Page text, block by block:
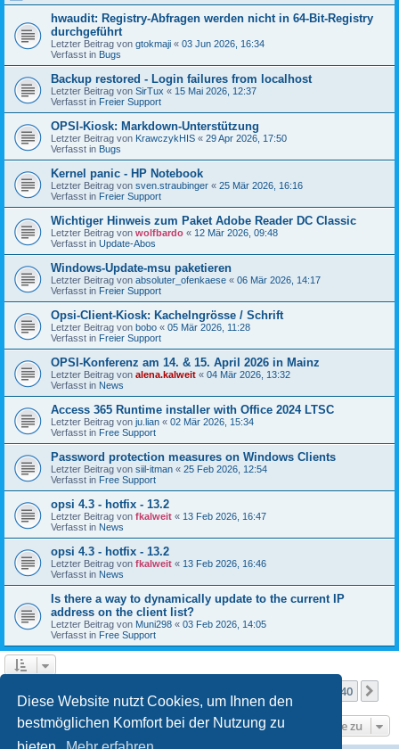
Diese Website nutzt Cookies, um Ihnen den
bestmöglichen Komfort bei der Nutzung zu
hwaudit: Registry-Abfragen werden nicht in 64-Bit-Registry
durchgeführt
Letzter Beitrag von gtokmaji « 03 Jun 2026, 16:34
Verfasst in Bugs
Backup restored - Login failures from localhost
Letzter Beitrag von SirTux « 15 Mai 2026, 12:37
Verfasst in Freier Support
OPSI-Kiosk: Markdown-Unterstützung
Letzter Beitrag von KrawczykHIS « 29 Apr 2026, 17:50
Verfasst in Bugs
Kernel panic - HP Notebook
Letzter Beitrag von sven.straubinger « 25 Mär 2026, 16:16
Verfasst in Freier Support
Wichtiger Hinweis zum Paket Adobe Reader DC Classic
Letzter Beitrag von wolfbardo « 12 Mär 2026, 09:48
Verfasst in Update-Abos
Windows-Update-msu paketieren
Letzter Beitrag von absoluter_ofenkaese « 06 Mär 2026, 14:17
Verfasst in Freier Support
Opsi-Client-Kiosk: Kachelngrösse / Schrift
Letzter Beitrag von bobo « 05 Mär 2026, 11:28
Verfasst in Freier Support
OPSI-Konferenz am 14. & 15. April 2026 in Mainz
Letzter Beitrag von alena.kalweit « 04 Mär 2026, 13:32
Verfasst in News
Access 365 Runtime installer with Office 2024 LTSC
Letzter Beitrag von ju.lian « 02 Mär 2026, 15:34
Verfasst in Free Support
Password protection measures on Windows Clients
Letzter Beitrag von siil-itman « 25 Feb 2026, 12:54
Verfasst in Free Support
opsi 4.3 - hotfix - 13.2
Letzter Beitrag von fkalweit « 13 Feb 2026, 16:47
Verfasst in News
opsi 4.3 - hotfix - 13.2
Letzter Beitrag von fkalweit « 13 Feb 2026, 16:46
Verfasst in News
Is there a way to dynamically update to the current IP
address on the client list?
Letzter Beitrag von Muni298 « 03 Feb 2026, 14:05
Verfasst in Free Support
40
Gehe zu